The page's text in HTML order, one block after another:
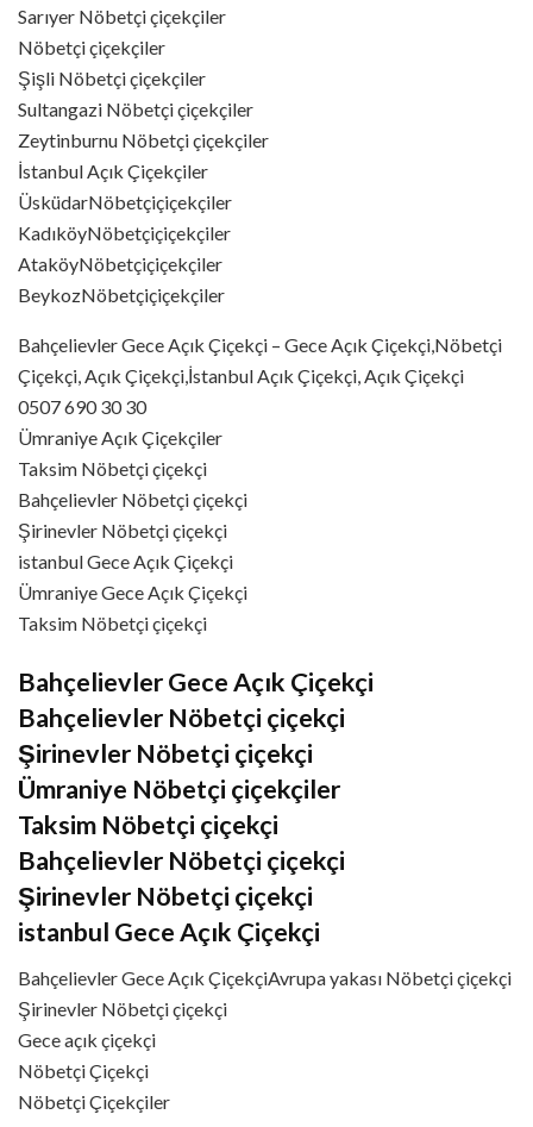
Sarıyer Nöbetçi çiçekçiler
Nöbetçi çiçekçiler
Şişli Nöbetçi çiçekçiler
Sultangazi Nöbetçi çiçekçiler
Zeytinburnu Nöbetçi çiçekçiler
İstanbul Açık Çiçekçiler
ÜsküdarNöbetçiçiçekçiler
KadıköyNöbetçiçiçekçiler
AtaköyNöbetçiçiçekçiler
BeykozNöbetçiçiçekçiler
Bahçelievler Gece Açık Çiçekçi – Gece Açık Çiçekçi,Nöbetçi
Çiçekçi, Açık Çiçekçi,İstanbul Açık Çiçekçi, Açık Çiçekçi
0507 690 30 30
Ümraniye Açık Çiçekçiler
Taksim Nöbetçi çiçekçi
Bahçelievler Nöbetçi çiçekçi
Şirinevler Nöbetçi çiçekçi
istanbul Gece Açık Çiçekçi
Ümraniye Gece Açık Çiçekçi
Taksim Nöbetçi çiçekçi
Bahçelievler Gece Açık Çiçekçi
Bahçelievler Nöbetçi çiçekçi
Şirinevler Nöbetçi çiçekçi
Ümraniye Nöbetçi çiçekçiler
Taksim Nöbetçi çiçekçi
Bahçelievler Nöbetçi çiçekçi
Şirinevler Nöbetçi çiçekçi
istanbul Gece Açık Çiçekçi
Bahçelievler Gece Açık ÇiçekçiAvrupa yakası Nöbetçi çiçekçi
Şirinevler Nöbetçi çiçekçi
Gece açık çiçekçi
Nöbetçi Çiçekçi
Nöbetçi Çiçekçiler